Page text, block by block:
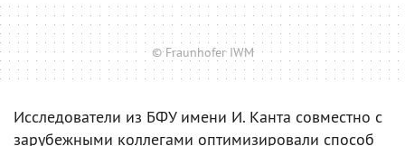
© Fraunhofer IWM
Исследователи из БФУ имени И. Канта совместно с
зарубежными коллегами оптимизировали способ